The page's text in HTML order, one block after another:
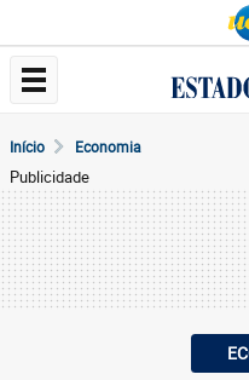
Início Economia
Publicidade